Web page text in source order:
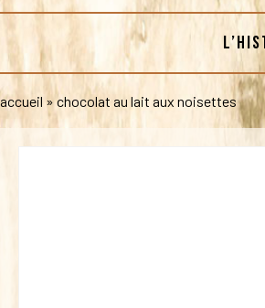
accueil »chocolat au lait aux noisettes